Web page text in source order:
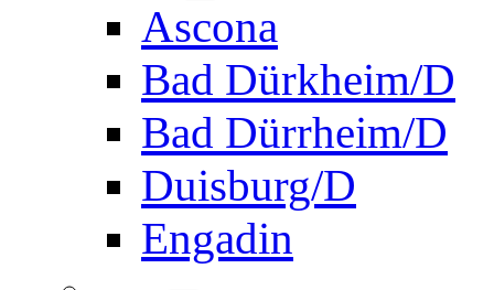
Ascona
Bad Dürkheim/D
Bad Dürrheim/D
Duisburg/D
Engadin